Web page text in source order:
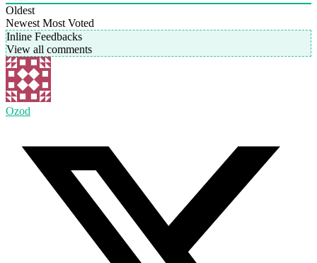
Oldest
Newest Most Voted
Inline Feedbacks
View all comments
Ozod